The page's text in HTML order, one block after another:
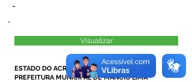
-
Visualizar
ESTADO DO ACRE
PREFEITURA MUNICIPAL DE MÂNCIO LIMA